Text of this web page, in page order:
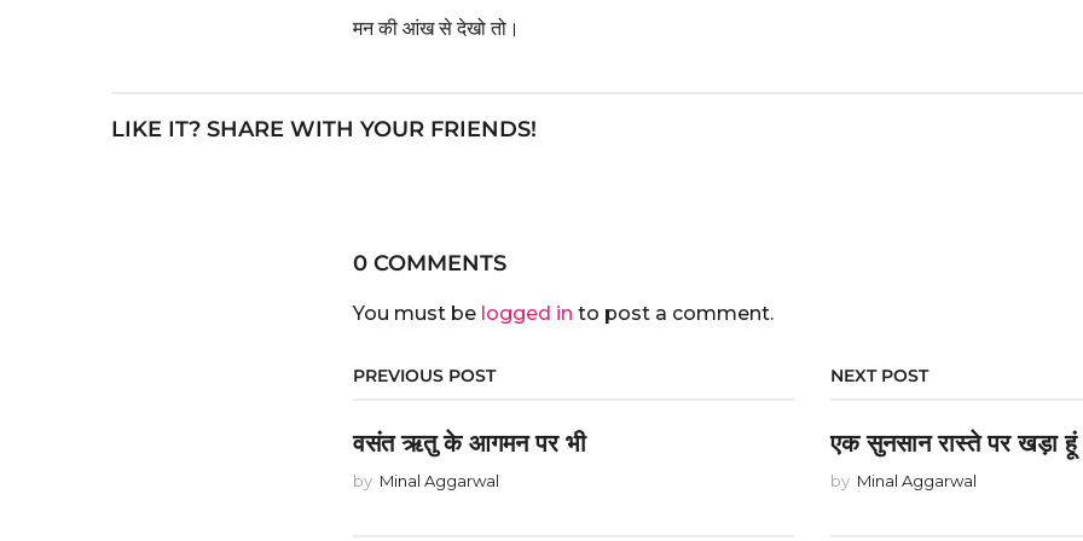
मन की आंख से देखो तो।
LIKE IT? SHARE WITH YOUR FRIENDS!
0 COMMENTS
You must be logged in to post a comment.
PREVIOUS POST
वसंत ऋतु के आगमन पर भी
by Minal Aggarwal
NEXT POST
एक सुनसान रास्ते पर खड़ा हूं
by Minal Aggarwal